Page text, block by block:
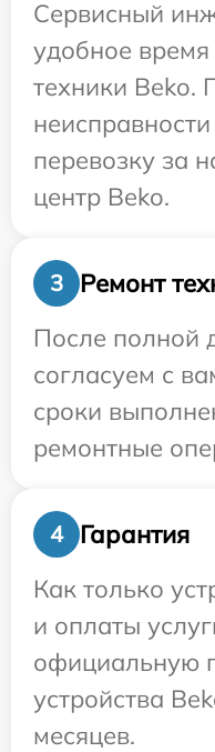
Сервисный
удобное время
техники Beko.
перевозку за
центр Beko.
3
Ремонт
После полной
согласуем с
сроки
ремонтные
4
Гарантия
Как только
и оплаты
официальную
устройства
месяцев.